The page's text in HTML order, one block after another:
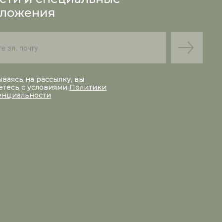
на рассылку, вы
с условиями Политики